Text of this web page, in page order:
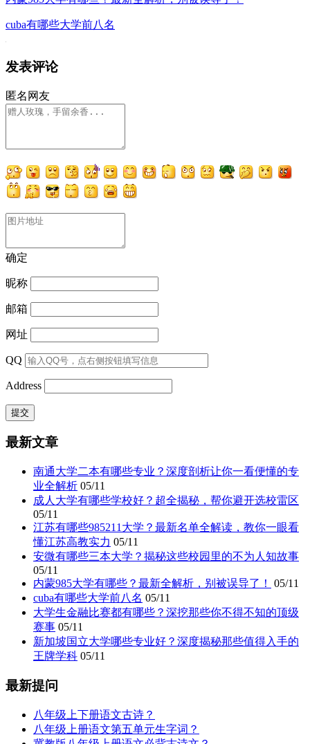
cuba有哪些大学前八名
发表评论
匿名网友
确定
昵称
邮箱
网址
QQ
Address
最新文章
南通大学二本有哪些专业？深度剖析让你一看便懂的专
业全解析 05/11
成人大学有哪些学校好？超全揭秘，帮你避开选校雷区
05/11
江苏有哪些985211大学？最新名单全解读，教你一眼看
懂江苏高教实力 05/11
安微有哪些三本大学？揭秘这些校园里的不为人知故事
05/11
内蒙985大学有哪些？最新全解析，别被误导了！
05/11
cuba有哪些大学前八名 05/11
大学生金融比赛都有哪些？深挖那些你不得不知的顶级
赛事 05/11
新加坡国立大学哪些专业好？深度揭秘那些值得入手的
王牌学科 05/11
最新提问
八年级上下册语文古诗？
八年级上册语文第五单元生字词？